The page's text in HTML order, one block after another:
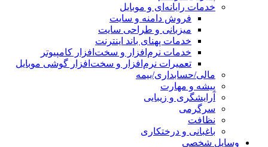
خدمات رایانه‌ای و موبایل
فروش دامنه و سایت
میزبانی و طراحی سایت
خدمات پهنای باند اینترنت
خدمات نرم‌افزار و سخت‌افزار کامپیوتر
تعمیرات نرم‌افزار و سخت‌افزار گوشی موبایل
مالی/حسابداری/بیمه
پیشه و مهارت
آرایشگری و زیبایی
سرگرمی
نظافت
باغبانی و درختکاری
وسایل شخصی